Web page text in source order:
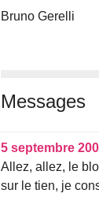
Bruno Gerelli
Messages
5 septembre
Allez, allez, le
sur le tien, je